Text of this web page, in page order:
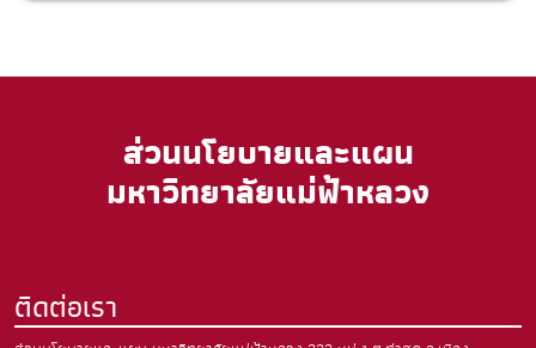
ส่วนนโยบายและแผน
มหาวิทยาลัยแม่ฟ้าหลวง
ติดต่อเรา